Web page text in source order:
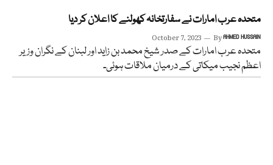
متحدہ عرب امارات نے سفارتخانہ کھولنے کا اعلان کر دیا
October 7, 2023 ByAHMED HUSSAIN
متحدہ عرب امارات کے صدر شیخ محمد بن زاید اور لبنان کے نگران وزیر
اعظم نجیب میکاتی کے درمیان ملاقات ہوئی۔